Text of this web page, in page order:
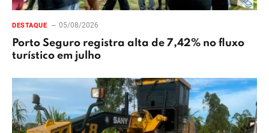
DESTAQUE 05/08/2026
Porto Seguro registra alta de 7,42% no fluxo
turístico em julho